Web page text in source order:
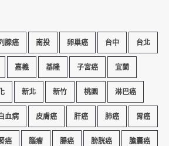
腺癌 南投 卵巢癌 台中 台北
嘉義 基隆 子宮癌 宜蘭
新北 新竹 桃園 淋巴癌
血病 皮膚癌 肝癌 肺癌 胃癌
癌 腦瘤 腸癌 膀胱癌 膽囊癌